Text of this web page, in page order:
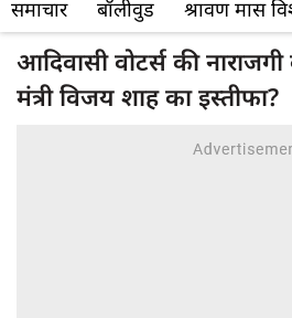
समाचार बॉलीवुड श्रावण मास
आदिवासी वोटर्स की
मंत्री विजय शाह का इस्तीफा?